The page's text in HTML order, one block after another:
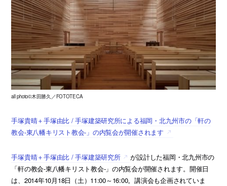
all photo©木田勝久／FOTOTECA
手塚貴晴＋手塚由比 / 手塚建築研究所による福岡・北九州市の「軒の
教会‐東八幡キリスト教会‐」の内覧会が開催されます
手塚貴晴＋手塚由比 / 手塚建築研究所
が設計した福岡・北九州市の
「軒の教会‐東八幡キリスト教会‐」の内覧会が開催されます。開催日
は、2014年10月18日（土）11:00～16:00。講演会も企画されていま